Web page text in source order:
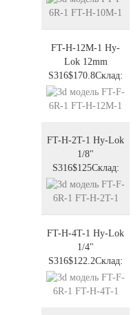
FT-H-12M-1 Hy-
Lok 12mm
S316$170.8Склад:
FT-H-2T-1 Hy-Lok
1/8"
S316$125Склад:
FT-H-4T-1 Hy-Lok
1/4"
S316$122.2Склад: